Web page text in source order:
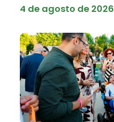
4 de agosto de 2026